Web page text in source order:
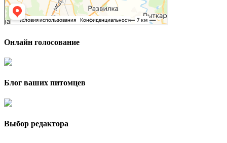
Онлайн голосование
Блог ваших питомцев
Выбор редактора